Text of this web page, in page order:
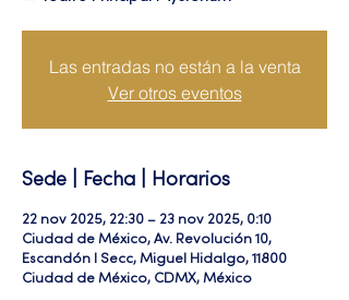
Las entradas no están a la venta
Ver otros eventos
Sede | Fecha | Horarios
22 nov 2025, 22:30 – 23 nov 2025, 0:10
Ciudad de México, Av. Revolución 10,
Escandón I Secc, Miguel Hidalgo, 11800
Ciudad de México, CDMX, México